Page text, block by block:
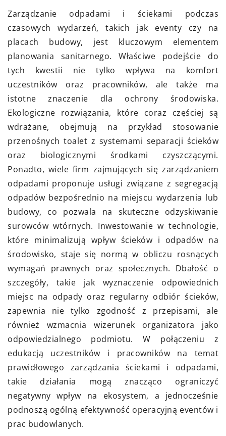
Zarządzanie odpadami i ściekami podczas
czasowych wydarzeń, takich jak eventy czy na
placach budowy, jest kluczowym elementem
planowania sanitarnego. Właściwe podejście do
tych kwestii nie tylko wpływa na komfort
uczestników oraz pracowników, ale także ma
istotne znaczenie dla ochrony środowiska.
Ekologiczne rozwiązania, które coraz częściej są
wdrażane, obejmują na przykład stosowanie
przenośnych toalet z systemami separacji ścieków
oraz biologicznymi środkami czyszczącymi.
Ponadto, wiele firm zajmujących się zarządzaniem
odpadami proponuje usługi związane z segregacją
odpadów bezpośrednio na miejscu wydarzenia lub
budowy, co pozwala na skuteczne odzyskiwanie
surowców wtórnych. Inwestowanie w technologie,
które minimalizują wpływ ścieków i odpadów na
środowisko, staje się normą w obliczu rosnących
wymagań prawnych oraz społecznych. Dbałość o
szczegóły, takie jak wyznaczenie odpowiednich
miejsc na odpady oraz regularny odbiór ścieków,
zapewnia nie tylko zgodność z przepisami, ale
również wzmacnia wizerunek organizatora jako
odpowiedzialnego podmiotu. W połączeniu z
edukacją uczestników i pracowników na temat
prawidłowego zarządzania ściekami i odpadami,
takie działania mogą znacząco ograniczyć
negatywny wpływ na ekosystem, a jednocześnie
podnoszą ogólną efektywność operacyjną eventów i
prac budowlanych.